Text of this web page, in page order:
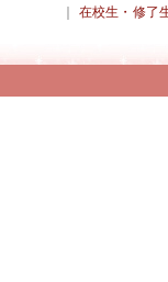
在校生・修了